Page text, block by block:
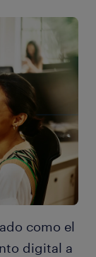
como el
digital a